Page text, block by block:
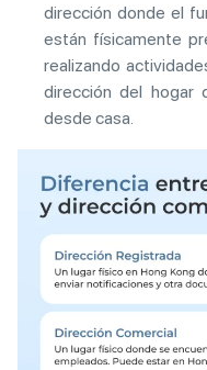
dirección donde el
están físicamente
realizando
dirección del hogar
desde casa.